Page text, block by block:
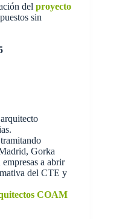
del proyecto
sin
Gorka
a abrir
del CTE y
COAM